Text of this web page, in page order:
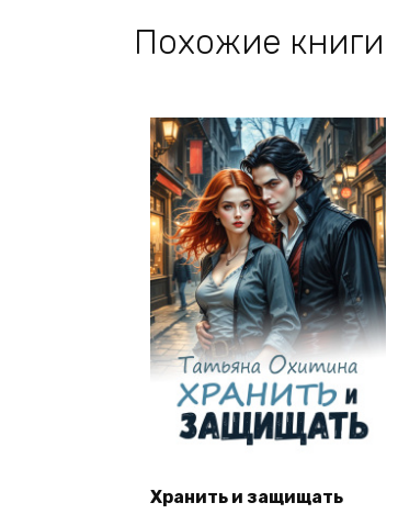
Похожие книги
Хранить и защищать